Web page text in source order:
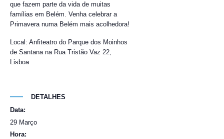
que fazem parte da vida de muitas
famílias em Belém. Venha celebrar a
Primavera numa Belém mais acolhedora!
Local: Anfiteatro do Parque dos Moinhos
de Santana na Rua Tristão Vaz 22,
Lisboa
DETALHES
Data:
29 Março
Hora: